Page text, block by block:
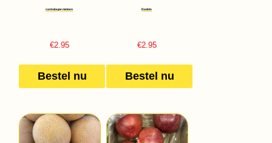
cantaloupe meloen
€2.95
Bestel nu
Dadels
€2.95
Bestel nu